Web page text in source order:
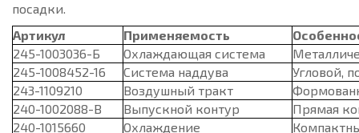
посадки.
Артикул
Применяемость
245-1003036-Б
Охлаждающая система
245-1008452-16
Система наддува
Угловой,
243-1109210
Воздушный тракт
240-1002088-В
Выпускной контур
Прямая
240-1015660
Охлаждение